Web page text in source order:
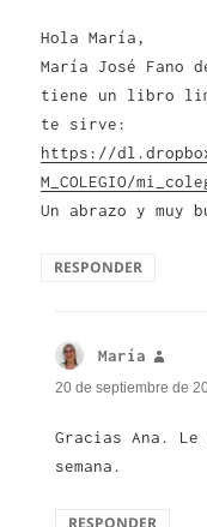
Hola María,
María José Fano
tiene un libro
te sirve:
https://
M_COLEGIO/
Un abrazo y muy
RESPONDER
María
20 de septiembre de
Gracias Ana.
semana.
RESPONDER